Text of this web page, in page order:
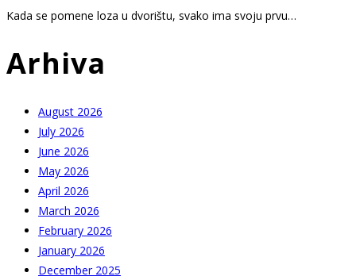
Kada se pomene loza u dvorištu, svako ima svoju prvu…
Arhiva
August 2026
July 2026
June 2026
May 2026
April 2026
March 2026
February 2026
January 2026
December 2025